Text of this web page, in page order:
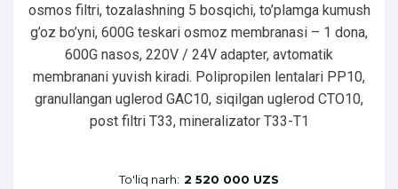
osmos filtri, tozalashning 5 bosqichi, to’plamga kumush
g’oz bo’yni, 600G teskari osmoz membranasi – 1 dona,
600G nasos, 220V / 24V adapter, avtomatik
membranani yuvish kiradi. Polipropilen lentalari PP10,
granullangan uglerod GAC10, siqilgan uglerod CTO10,
post filtri T33, mineralizator T33-T1
To'liq narh: 2 520 000 UZS